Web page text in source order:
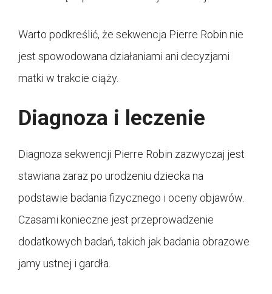
Warto podkreślić, że sekwencja Pierre Robin nie
jest spowodowana działaniami ani decyzjami
matki w trakcie ciąży.
Diagnoza i leczenie
Diagnoza sekwencji Pierre Robin zazwyczaj jest
stawiana zaraz po urodzeniu dziecka na
podstawie badania fizycznego i oceny objawów.
Czasami konieczne jest przeprowadzenie
dodatkowych badań, takich jak badania obrazowe
jamy ustnej i gardła.